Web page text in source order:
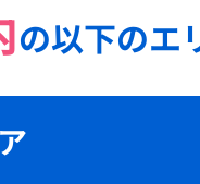
の以下のエ